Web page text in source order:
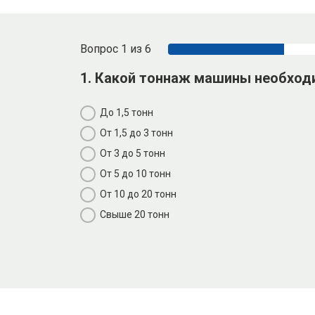
Вопрос 1 из 6
1. Какой тоннаж машины
До 1,5 тонн
От 1,5 до 3 тонн
От 3 до 5 тонн
От 5 до 10 тонн
От 10 до 20 тонн
Свыше 20 тонн